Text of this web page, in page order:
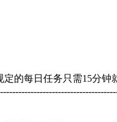
的每日任务只需15分